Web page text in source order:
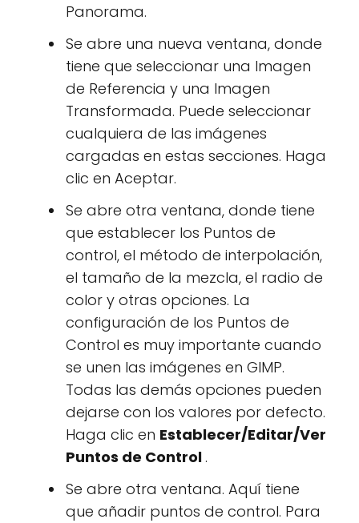
Panorama.
Se abre una nueva ventana, donde
tiene que seleccionar una Imagen
de Referencia y una Imagen
Transformada. Puede seleccionar
cualquiera de las imágenes
cargadas en estas secciones. Haga
clic en Aceptar.
Se abre otra ventana, donde tiene
que establecer los Puntos de
control, el método de interpolación,
el tamaño de la mezcla, el radio de
color y otras opciones. La
configuración de los Puntos de
Control es muy importante cuando
se unen las imágenes en GIMP.
Todas las demás opciones pueden
dejarse con los valores por defecto.
Haga clic en Establecer/Editar/Ver
Puntos de Control.
Se abre otra ventana. Aquí tiene
que añadir puntos de control. Para